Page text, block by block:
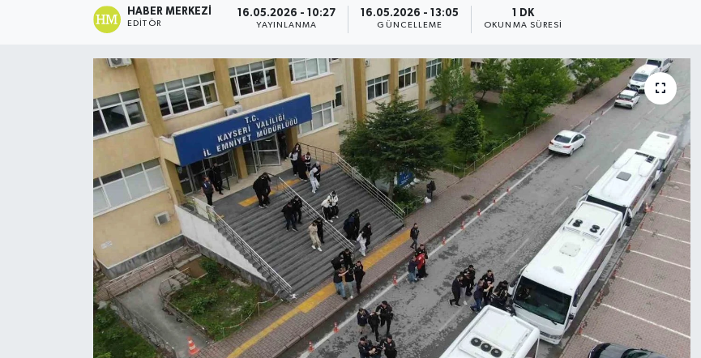
HABER MERKEZI
EDITÖR
16.05.2026 - 10:27
YAYINLANMA
16.05.2026 - 13:05
GÜNCELLEME
1 DK
OKUNMA SÜRESI